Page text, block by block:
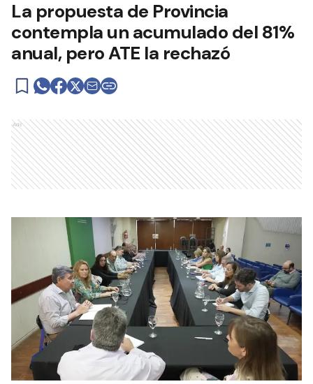
La propuesta de Provincia
contempla un acumulado del 81%
anual, pero ATE la rechazó
Ads